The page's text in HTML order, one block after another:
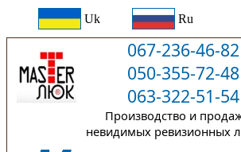
Uk Ru
067-236-46-82
050-355-72-48
063-322-51-54
Производство и
невидимых ревизионных